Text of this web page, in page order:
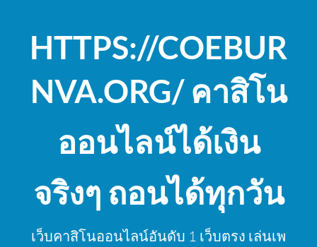
contentHTTPS://COEBUR
NVA.ORG/ คาสิโน
ออนไลน์ได้เงิน
จริงๆ ถอนได้ทุกวัน
เว็บคาสิโนออนไลน์อันดับ 1 เว็บตรง เล่นเพ